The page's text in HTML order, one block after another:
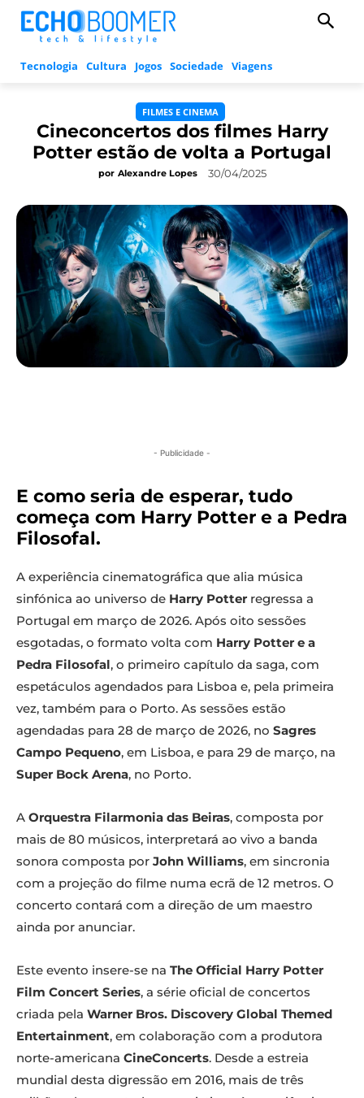
Tecnologia Cultura Jogos Sociedade Viagens
FILMES E CINEMA
Cineconcertos dos filmes Harry
Potter estão de volta a Portugal
por Alexandre Lopes 30/04/2025
- Publicidade -
E como seria de esperar, tudo
começa com Harry Potter e a Pedra
Filosofal.
A experiência cinematográfica que alia música
sinfónica ao universo de Harry Potter regressa a
Portugal em março de 2026. Após oito sessões
esgotadas, o formato volta com Harry Potter e a
Pedra Filosofal, o primeiro capítulo da saga, com
espetáculos agendados para Lisboa e, pela primeira
vez, também para o Porto. As sessões estão
agendadas para 28 de março de 2026, no Sagres
Campo Pequeno, em Lisboa, e para 29 de março, na
Super Bock Arena, no Porto.
A Orquestra Filarmonia das Beiras, composta por
mais de 80 músicos, interpretará ao vivo a banda
sonora composta por John Williams, em sincronia
com a projeção do filme numa ecrã de 12 metros. O
concerto contará com a direção de um maestro
ainda por anunciar.
Este evento insere-se na The Official Harry Potter
Film Concert Series, a série oficial de concertos
criada pela Warner Bros. Discovery Global Themed
Entertainment, em colaboração com a produtora
norte-americana CineConcerts. Desde a estreia
mundial desta digressão em 2016, mais de três